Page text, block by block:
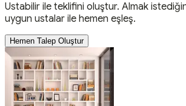
Ustabilir ile teklifini oluştur. Almak
uygun ustalar ile hemen eşleş.
Hemen Talep Oluştur